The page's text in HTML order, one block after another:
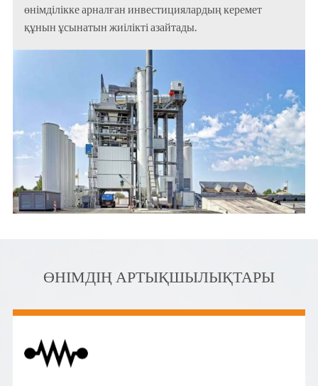
өнімділікке арналған инвестициялардың керемет
құнын ұсынатын жиілікті азайтады.
ӨНІМДІҢ АРТЫҚШЫЛЫҚТАРЫ